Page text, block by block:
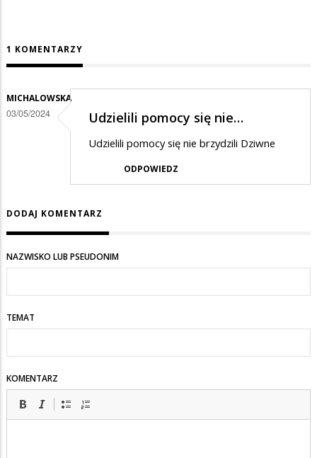
1 KOMENTARZY
MICHALOWSKA
03/05/2024 Udzielili pomocy się nie…
Udzielili pomocy się nie brzydzili Dziwne
ODPOWIEDZ
DODAJ KOMENTARZ
NAZWISKO LUB PSEUDONIM
TEMAT
KOMENTARZ